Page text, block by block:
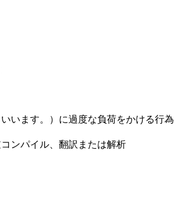
います。）に過度な負荷をかける行為
ンパイル、翻訳または解析